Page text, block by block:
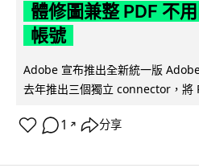
體修圖兼整 PDF 不
帳號
Adobe 宣布推出全新統一版
去年推出三個獨立 connector，將
1 ↗ 分享